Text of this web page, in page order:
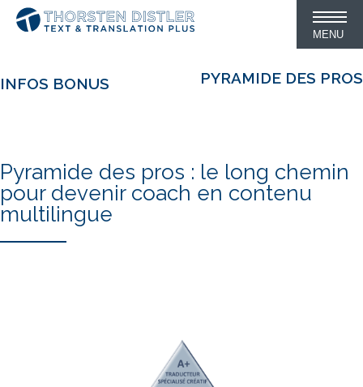
MENU
INFOS BONUS PYRAMIDE DES PROS
Pyramide des pros : le long chemin
pour devenir coach en contenu
multilingue